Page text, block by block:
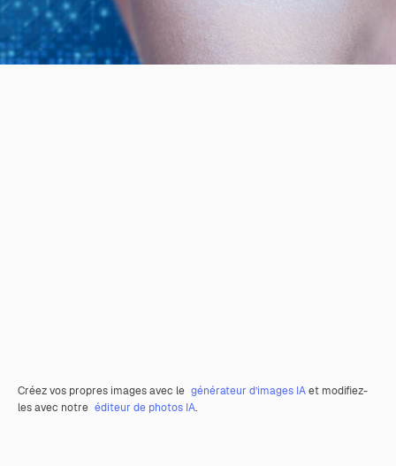
Créez vos propres images avec le générateur d’images IAet modifiez-
les avec notre éditeur de photos IA.